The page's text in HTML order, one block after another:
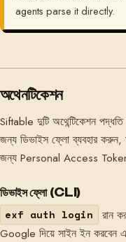
agents parse it directly.
অথেনটিকেশন
Siftable দুটি অথেন্টিকেশন পদ্ধতি
জন্য ডিভাইস ফ্লো ব্যবহার
জন্য Personal Access
ডিভাইস ফ্লো (CLI)
exf auth login
রান
Google দিয়ে সাইন ইন করবেন